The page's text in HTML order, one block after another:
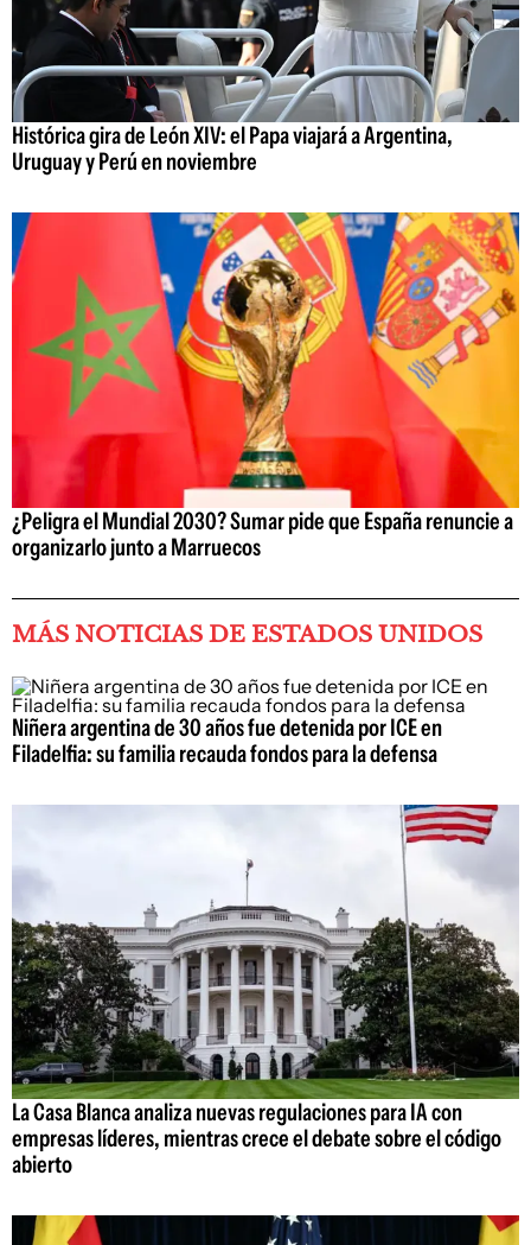
Histórica gira de León XIV: el Papa viajará a Argentina,
Uruguay y Perú en noviembre
¿Peligra el Mundial 2030? Sumar pide que España renuncie a
organizarlo junto a Marruecos
MÁS NOTICIAS DE ESTADOS UNIDOS
Niñera argentina de 30 años fue detenida por ICE en
Filadelfia: su familia recauda fondos para la defensa
La Casa Blanca analiza nuevas regulaciones para IA con
empresas líderes, mientras crece el debate sobre el código
abierto